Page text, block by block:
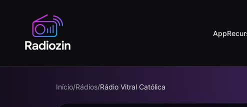
App
Início/Rádios/Rádio Vitral Católica